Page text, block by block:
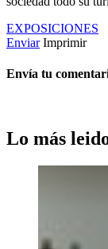
EXPOSICIONES
Enviar Imprimir
Envía tu
Lo más